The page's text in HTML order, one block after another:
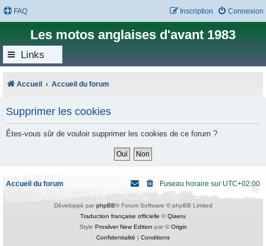
FAQ Connexion
Inscription
Les motos anglaises d'avant 1983
Links
Accueil Accueil du forum
Supprimer les cookies
Êtes-vous sûr de vouloir supprimer les cookies de ce forum ?
Accueil du forum Fuseau horaire sur UTC+02:00
Développé par phpBB® Forum Software © phpBB Limited
Traduction française officielle ©Qiaeru
Style Prosilver New Edition par ©Origin
Confidentialité | Conditions